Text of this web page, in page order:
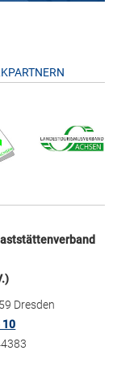
Dresden
10